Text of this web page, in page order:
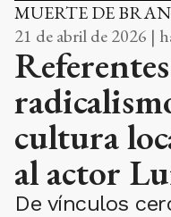
MUERTE DE
21 de abril de 2026 |
cultura
al actor
De vínculos